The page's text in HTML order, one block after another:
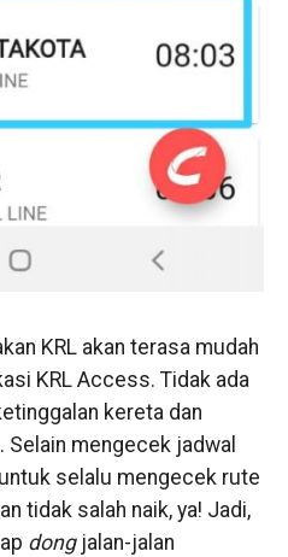
KRL akan terasa mudah
KRL Access. Tidak ada
kereta dan
mengecek jadwal
selalu mengecek rute
tidak salah naik, ya! Jadi,
dongjalan-jalan